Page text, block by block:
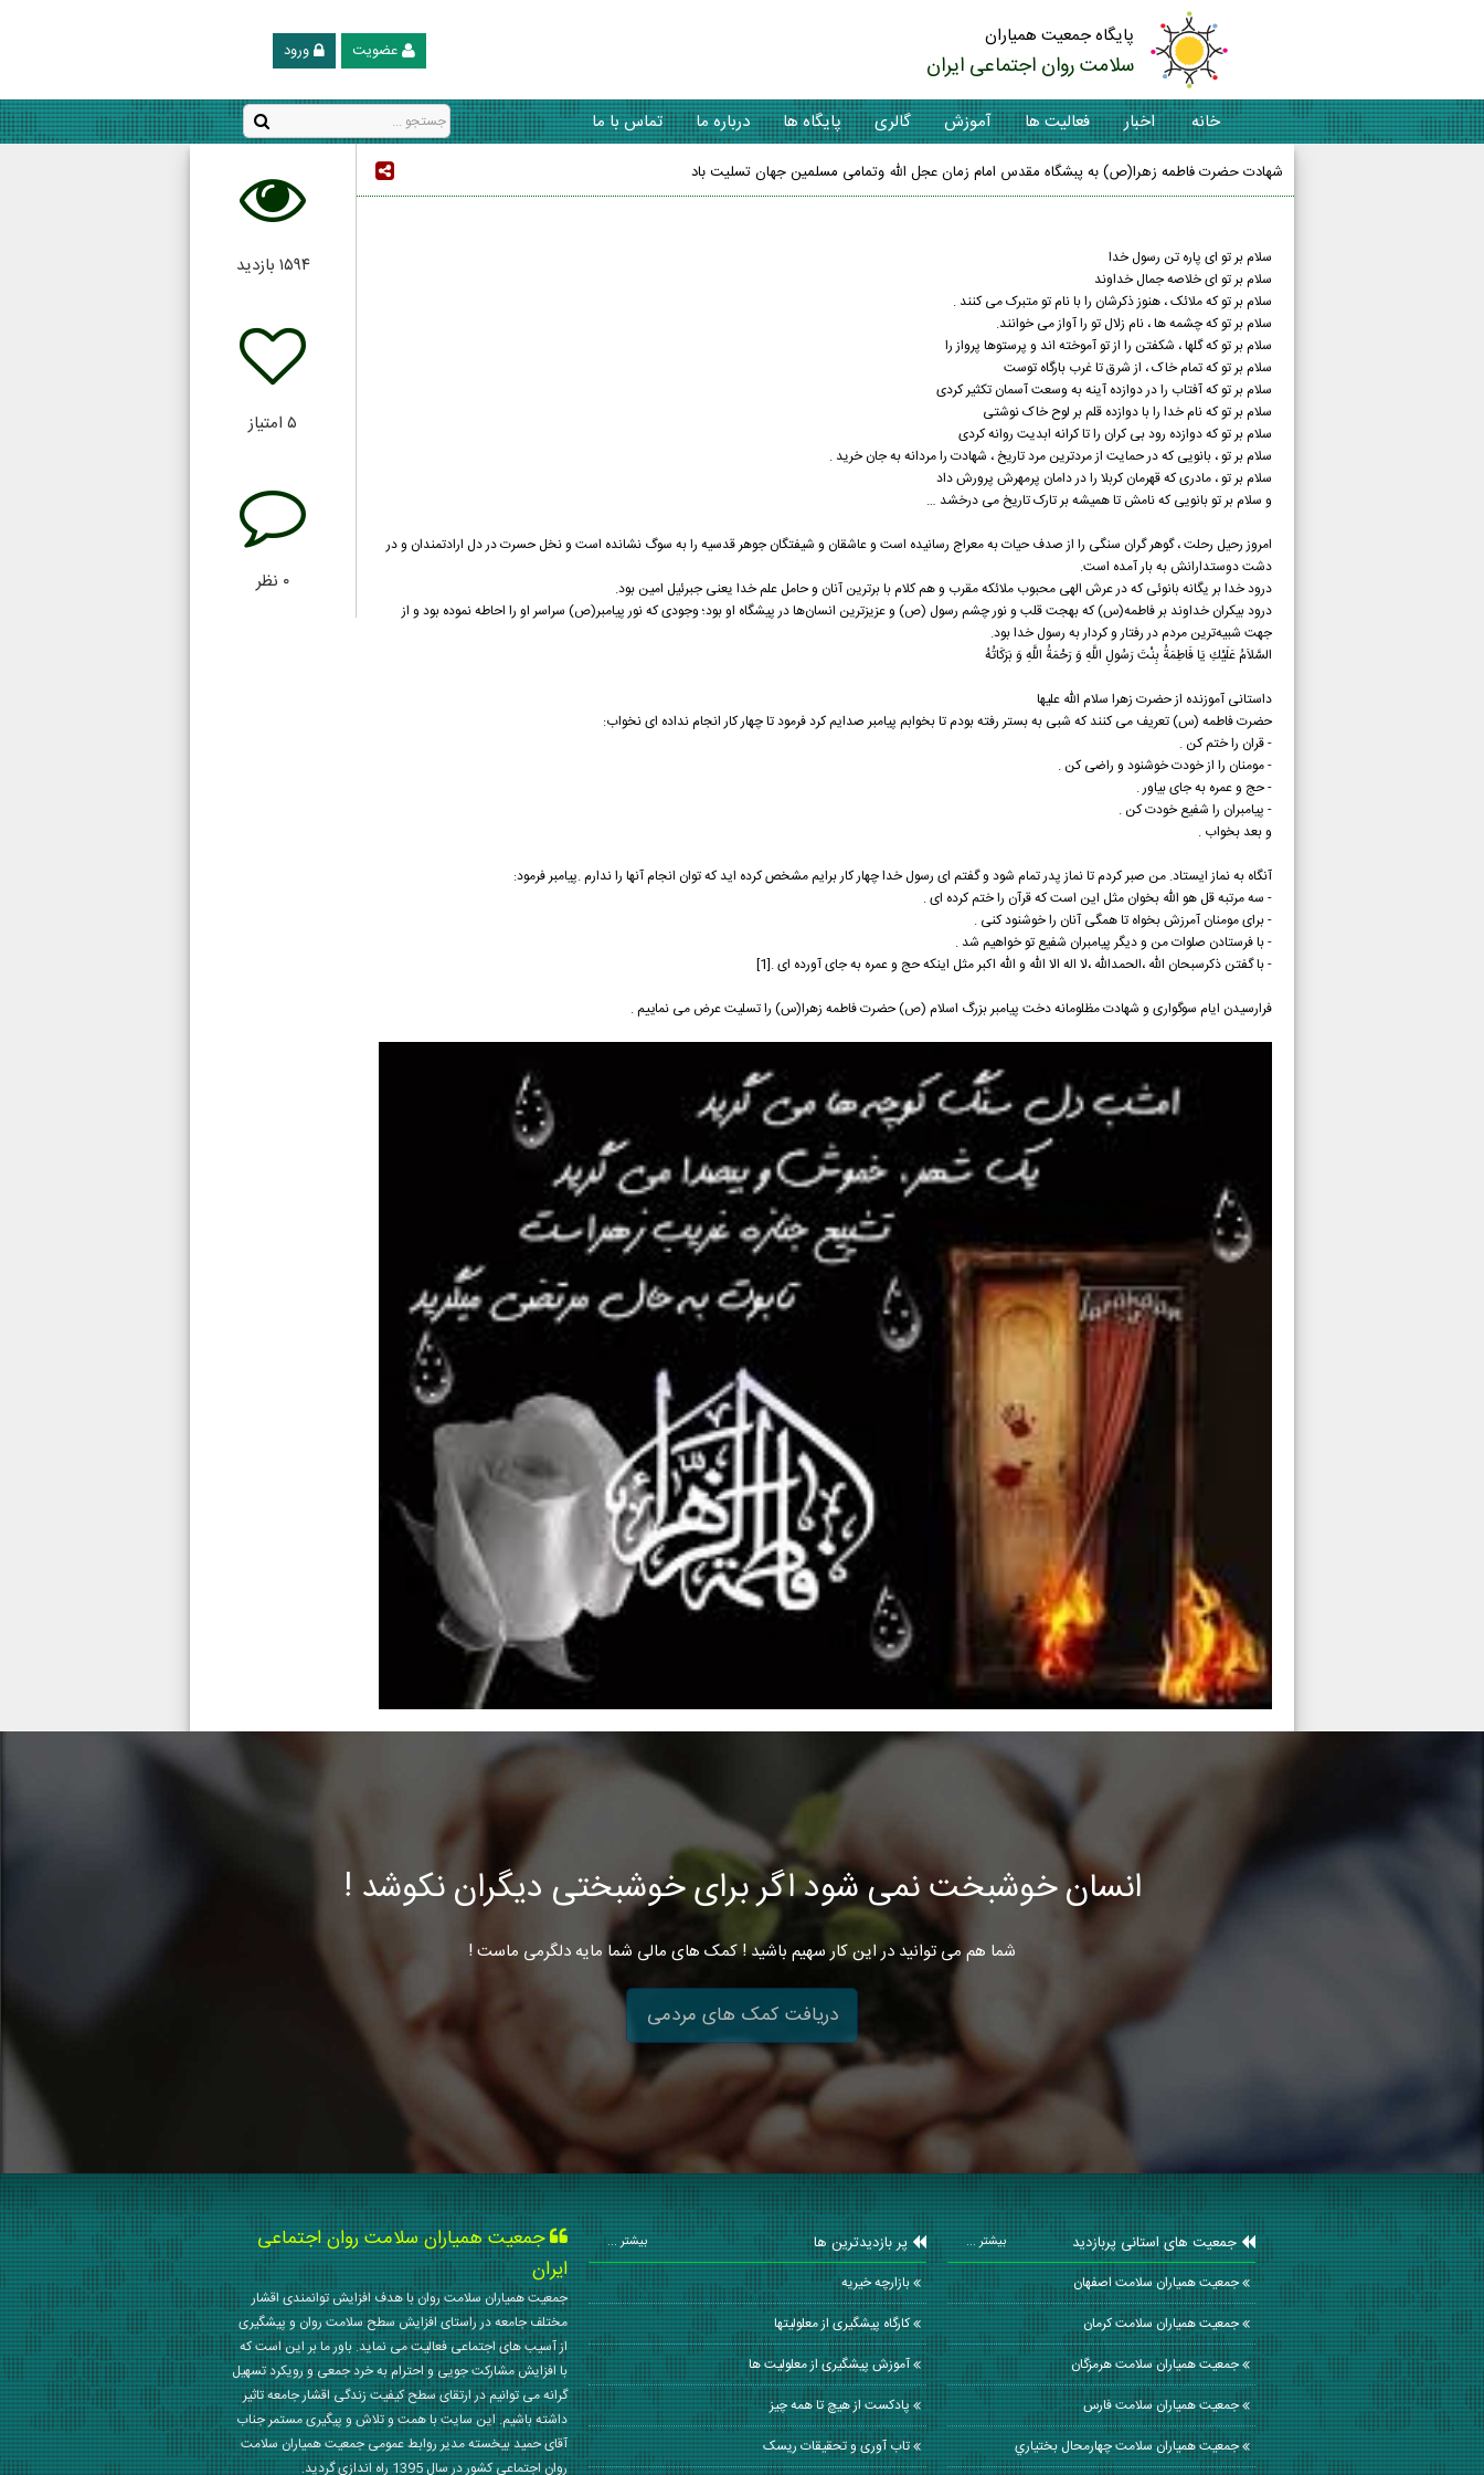
پایگاه جمعیت همیاران
سلامت روان اجتماعی ایران ورود عضویت
خانه اخبار فعالیت ها آموزش گالری پایگاه ها درباره ما تماس با ما
شهادت حضرت فاطمه زهرا(ص) به پبشگاه مقدس امام زمان عجل الله وتمامی مسلمین جهان تسلیت باد
سلام بر تو ای پاره تن رسول خدا
سلام بر تو ای خلاصه جمال خداوند
سلام بر تو که ملائک ، هنوز ذکرشان را با نام تو متبرک می کنند .
سلام بر تو که چشمه ها ، نام زلال تو را آواز می خوانند.
سلام بر تو که گلها ، شکفتن را از تو آموخته اند و پرستوها پرواز را
سلام بر تو که تمام خاک ، از شرق تا غرب بارگاه توست
سلام بر تو که آفتاب را در دوازده آینه به وسعت آسمان تکثیر کردی
سلام بر تو که نام خدا را با دوازده قلم بر لوح خاک نوشتی
سلام بر تو که دوازده رود بی کران را تا کرانه ابدیت روانه کردی
سلام بر تو ، بانویی که در حمایت از مردترین مرد تاریخ ، شهادت را مردانه به جان خرید .
سلام بر تو ، مادری که قهرمان کربلا را در دامان پرمهرش پرورش داد
و سلام بر تو بانویی که نامش تا همیشه بر تارک تاریخ می درخشد …
امروز رحیل رحلت ، گوهر گران سنگی را از صدف حیات به معراج رسانیده است و عاشقان و شیفتگان جوهر قدسیه را به سوگ نشانده است و نخل حسرت در دل ارادتمندان و در
دشت دوستدارانش به بار آمده است.
درود خدا بر یگانه بانوئی که در عرش الهی محبوب ملائکه مقرب و هم کلام با برترین آنان و حامل علم خدا یعنی جبرئیل امین بود.
درود بیکران خداوند بر فاطمه(س) که بهجت قلب و نور چشم رسول (ص) و عزیزترین انسان‌ها در پیشگاه او بود؛ وجودی که نور پیامبر(ص) سراسر او را احاطه نموده بود و از
جهت شبیه‌ترین مردم در رفتار و کردار به رسول خدا بود.
السَّلاَمُ عَلَيْكِ يَا فَاطِمَةُ بِنْتَ رَسُولِ اللَّهِ وَ رَحْمَةُ اللَّهِ وَ بَرَكَاتُهُ
داستانی آموزنده از حضرت زهرا سلام الله علیها
حضرت فاطمه (س) تعريف می کنند که شبی به بستر رفته بودم تا بخوابم پيامبر صدايم کرد فرمود تا چهار کار انجام نداده ای نخواب:
- قران را ختم کن .
- مومنان را از خودت خوشنود و راضی کن .
- حج و عمره به جای بياور .
- پيامبران را شفيع خودت کن .
و بعد بخواب .
آنگاه به نماز ايستاد. من صبر کردم تا نماز پدر تمام شود و گفتم ای رسول خدا چهار کار برايم مشخص کرده ايد که توان انجام آنها را ندارم .پيامبر فرمود:
- سه مرتبه قل هو الله بخوان مثل اين است که قرآن را ختم کرده ای .
- برای مومنان آمرزش بخواه تا همگی آنان را خوشنود کنی .
- با فرستادن صلوات من و ديگر پيامبران شفيع تو خواهيم شد .
- با گفتن ذکرسبحان الله ،الحمدالله ،لا اله الا الله و الله اکبر مثل اينکه حج و عمره به جای آورده ای .[1]
فرارسیدن ایام سوگواری و شهادت مظلومانه دخت پیامبر بزرگ اسلام (ص) حضرت فاطمه زهرا(س) را تسلیت عرض می نماییم .
۱۵۹۴ بازدید
۵ امتیاز
۰ نظر
انسان خوشبخت نمی شود اگر برای خوشبختی دیگران نکوشد !
شما هم می توانید در این کار سهیم باشید ! کمک های مالی شما مایه دلگرمی ماست !
دریافت کمک های مردمی
جمعیت های استانی پربازدید بیشتر ...
جمعیت همیاران سلامت اصفهان
جمعیت همیاران سلامت كرمان
جمعیت همیاران سلامت هرمزگان
جمعیت همیاران سلامت فارس
جمعیت همیاران سلامت چهارمحال بختياري
پر بازدیدترین ها بیشتر ...
بازارچه خیریه
کارگاه پیشگیری از معلولیتها
آموزش پیشگیری از معلولیت ها
پادکست از هیچ تا همه چیز
تاب آوری و تحقیقات ریسک
جمعیت همیاران سلامت روان اجتماعی
ایران
جمعیت همیاران سلامت روان با هدف افزایش توانمندی اقشار
مختلف جامعه در راستای افزایش سطح سلامت روان و پیشگیری
از آسیب های اجتماعی فعالیت می نماید. باور ما بر این است که
با افزایش مشارکت جویی و احترام به خرد جمعی و رویکرد تسهیل
گرانه می توانیم در ارتقای سطح کیفیت زندگی اقشار جامعه تاثیر
داشته باشیم. این سایت با همت و تلاش و پیگیری مستمر جناب
آقای حمید بیخسته مدیر روابط عمومی جمعیت همیاران سلامت
روان اجتماعی کشور در سال 1395 راه اندازی گردید.